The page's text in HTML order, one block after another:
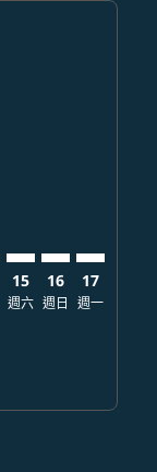
15
週六
16
週日
17
週一